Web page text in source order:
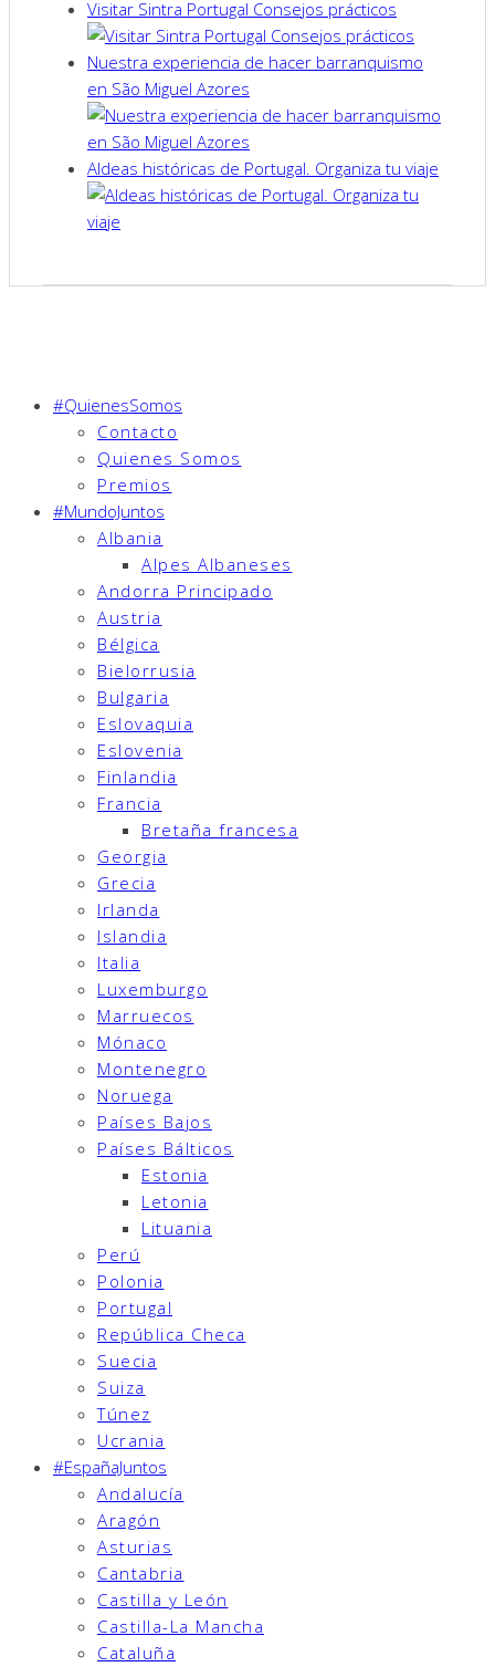
Visitar Sintra Portugal Consejos prácticos
Nuestra experiencia de hacer barranquismo
en São Miguel Azores
Aldeas históricas de Portugal. Organiza tu viaje
#QuienesSomos
Contacto
Quienes Somos
Premios
#MundoJuntos
Albania
Alpes Albaneses
Andorra Principado
Austria
Bélgica
Bielorrusia
Bulgaria
Eslovaquia
Eslovenia
Finlandia
Francia
Bretaña francesa
Georgia
Grecia
Irlanda
Islandia
Italia
Luxemburgo
Marruecos
Mónaco
Montenegro
Noruega
Países Bajos
Países Bálticos
Estonia
Letonia
Lituania
Perú
Polonia
Portugal
República Checa
Suecia
Suiza
Túnez
Ucrania
#EspañaJuntos
Andalucía
Aragón
Asturias
Cantabria
Castilla y León
Castilla-La Mancha
Cataluña